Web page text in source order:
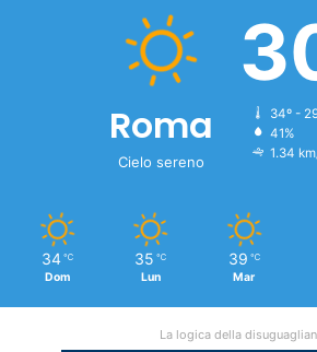
Roma
Cielo sereno
34º -
41%
1.34
34 ℃
Dom
35 ℃
Lun
39 ℃
Mar
La logica della